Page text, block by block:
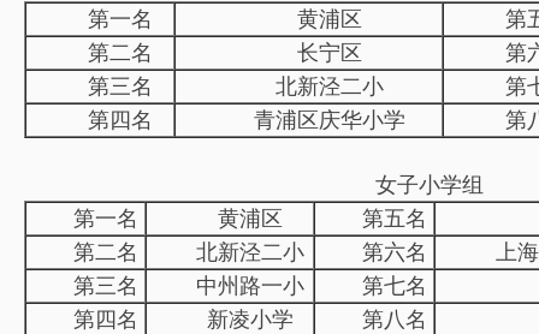
第一名
黄浦区
第
第二名
长宁区
第
第三名
北新泾二小
第
第四名
青浦区庆华小学 第
女子小学组
第一名
黄浦区
第五名
第二名
北新泾二小 第六名
上
第三名
中州路一小
第七名
第四名
新凌小学 第八名